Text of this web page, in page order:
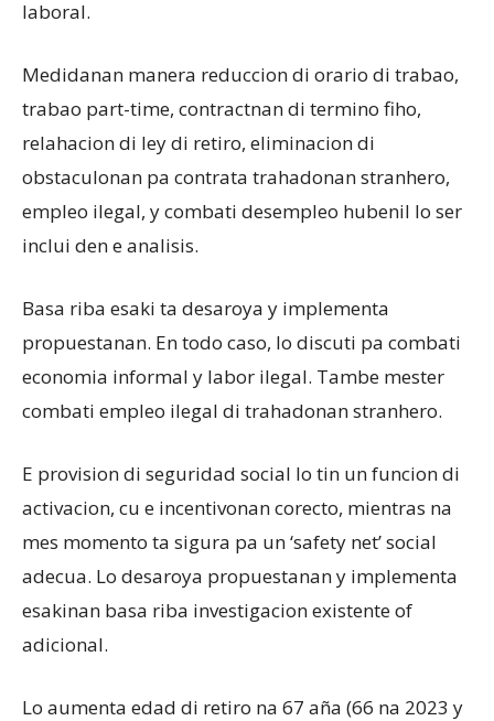
laboral.
Medidanan manera reduccion di orario di trabao,
trabao part-time, contractnan di termino fiho,
relahacion di ley di retiro, eliminacion di
obstaculonan pa contrata trahadonan stranhero,
empleo ilegal, y combati desempleo hubenil lo ser
inclui den e analisis.
Basa riba esaki ta desaroya y implementa
propuestanan. En todo caso, lo discuti pa combati
economia informal y labor ilegal. Tambe mester
combati empleo ilegal di trahadonan stranhero.
E provision di seguridad social lo tin un funcion di
activacion, cu e incentivonan corecto, mientras na
mes momento ta sigura pa un ‘safety net’ social
adecua. Lo desaroya propuestanan y implementa
esakinan basa riba investigacion existente of
adicional.
Lo aumenta edad di retiro na 67 aña (66 na 2023 y